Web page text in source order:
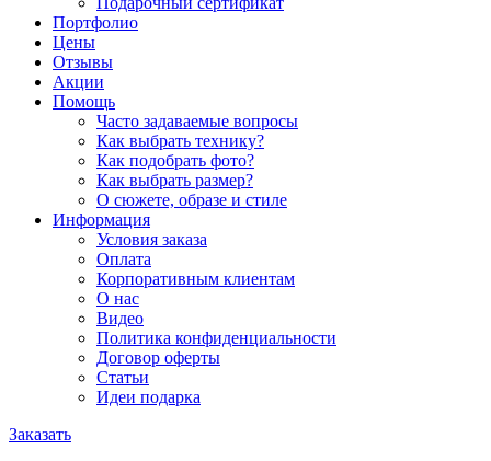
Портфолио
Цены
Отзывы
Акции
Помощь
Часто задаваемые вопросы
Как выбрать технику?
Как подобрать фото?
Как выбрать размер?
О сюжете, образе и стиле
Информация
Условия заказа
Оплата
Корпоративным клиентам
О нас
Видео
Политика конфиденциальности
Договор оферты
Статьи
Идеи подарка
Заказать